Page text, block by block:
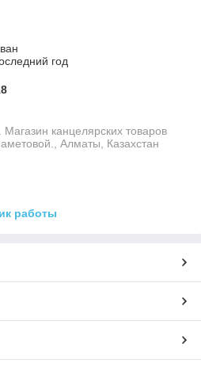
год
канцелярских товаров
Алматы, Казахстан
работы